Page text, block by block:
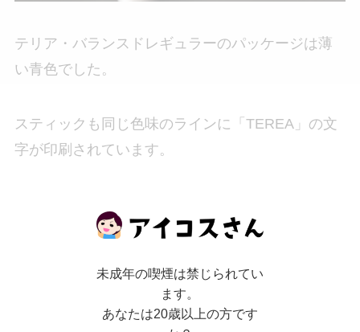
テリア・バランスドレギュラーのパッケージは薄
い青色でした。
スティックも同じ色味のラインに「TEREA」の文
字が印刷されています。
「テリア・リッチレギュラー」と色味がとても似
未成年の喫煙は禁じられてい
ます。
あなたは20歳以上の方です